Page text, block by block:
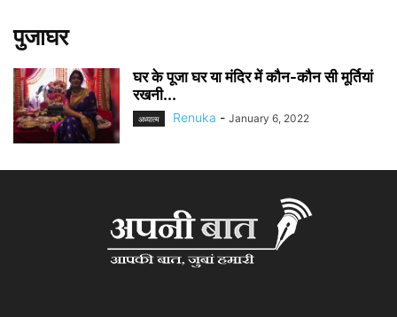
पुजाघर
घर के पूजा घर या मंदिर में कौन-कौन सी मूर्तियां
रखनी...
अध्यात्म Renuka - January 6, 2022